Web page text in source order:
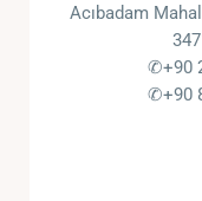
Acıbadam
✆+90
✆+90